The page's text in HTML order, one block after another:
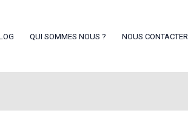
QUI SOMMES NOUS ? NOUS CONTACTER